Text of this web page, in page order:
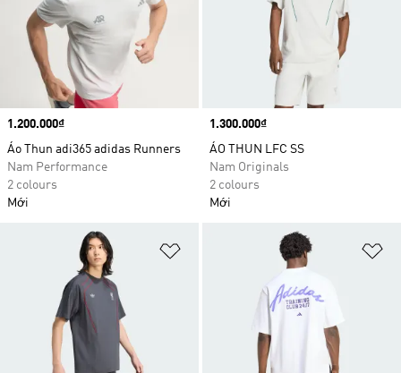
Price
1.200.000₫
Áo Thun adi365 adidas Runners
Nam Performance
2 colours
Mới
Price
1.300.000₫
ÁO THUN LFC SS
Nam Originals
2 colours
Mới